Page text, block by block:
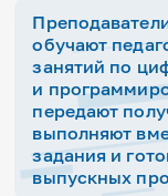
обучают
занятий по
и
передают
выполняют
задания и
выпускных